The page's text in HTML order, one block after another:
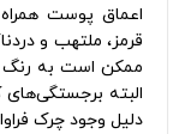
اعماق پوست
قرمز، ملتهب و
ممکن است به
البته
دلیل وجود چرک